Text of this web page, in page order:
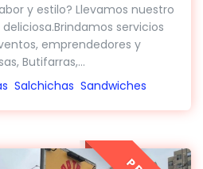
y estilo? Llevamos nuestro
servicios
emprendedores y
Butifarras,...
Salchichas Sandwiches